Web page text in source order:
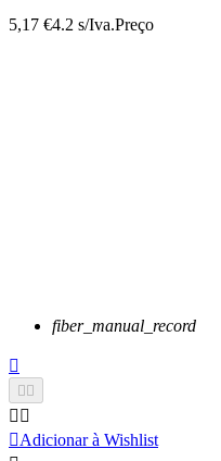
5,17 €4.2 s/Iva.Preço
fiber_manual_record

 
 
Adicionar à Wishlist